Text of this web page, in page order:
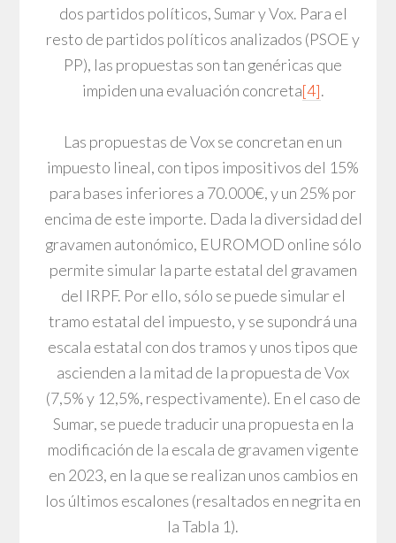
dos partidos políticos, Sumar y Vox. Para el
resto de partidos políticos analizados (PSOE y
PP), las propuestas son tan genéricas que
impiden una evaluación concreta[4].
Las propuestas de Vox se concretan en un
impuesto lineal, con tipos impositivos del 15%
para bases inferiores a 70.000€, y un 25% por
encima de este importe. Dada la diversidad del
gravamen autonómico, EUROMOD online sólo
permite simular la parte estatal del gravamen
del IRPF. Por ello, sólo se puede simular el
tramo estatal del impuesto, y se supondrá una
escala estatal con dos tramos y unos tipos que
ascienden a la mitad de la propuesta de Vox
(7,5% y 12,5%, respectivamente). En el caso de
Sumar, se puede traducir una propuesta en la
modificación de la escala de gravamen vigente
en 2023, en la que se realizan unos cambios en
los últimos escalones (resaltados en negrita en
la Tabla 1).